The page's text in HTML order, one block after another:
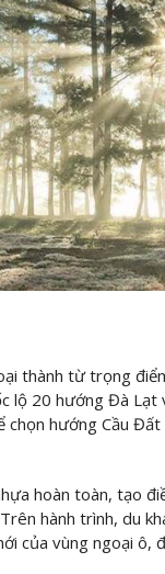
thành từ trọng
lộ 20 hướng Đà Lạt
hướng Cầu Đất
hoàn toàn, tạo
hành trình, du
của vùng ngoại ô,